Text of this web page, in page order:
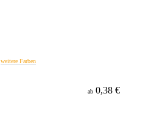
weitere Farben
ab 0,38 €